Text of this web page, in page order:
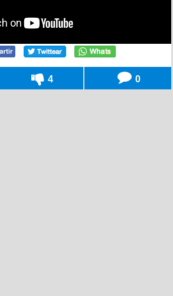
4 0